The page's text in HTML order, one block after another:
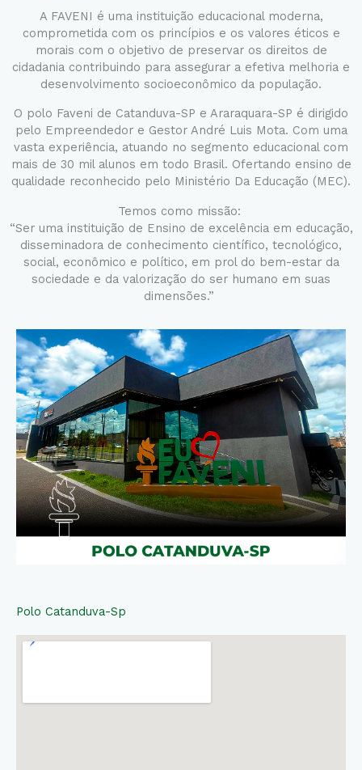
A FAVENI é uma instituição educacional moderna,
comprometida com os princípios e os valores éticos e
morais com o objetivo de preservar os direitos de
cidadania contribuindo para assegurar a efetiva melhoria e
desenvolvimento socioeconômico da população.
O polo Faveni de Catanduva-SP e Araraquara-SP é dirigido
pelo Empreendedor e Gestor André Luis Mota. Com uma
vasta experiência, atuando no segmento educacional com
mais de 30 mil alunos em todo Brasil. Ofertando ensino de
qualidade reconhecido pelo Ministério Da Educação (MEC).
Temos como missão:
“Ser uma instituição de Ensino de excelência em educação,
disseminadora de conhecimento científico, tecnológico,
social, econômico e político, em prol do bem-estar da
sociedade e da valorização do ser humano em suas
dimensões.”
Polo Catanduva-Sp